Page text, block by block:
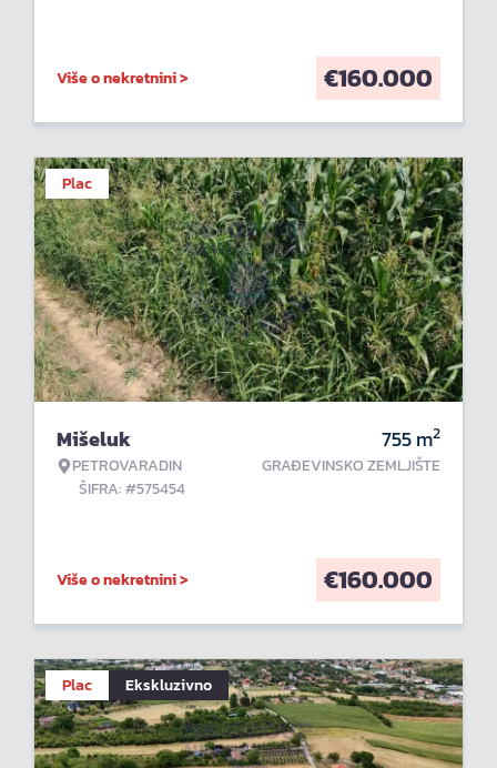
Više o nekretnini > €160.000
Plac
Mišeluk
PETROVARADIN
ŠIFRA: #575454
755m2
GRAĐEVINSKO ZEMLJIŠTE
Više o nekretnini > €160.000
Plac Ekskluzivno